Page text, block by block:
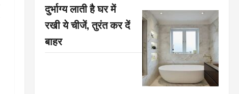
दुर्भाग्य लाती है घर में
रखी ये चीजें, तुरंत कर दें
बाहर